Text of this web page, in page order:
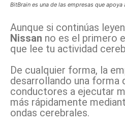
BitBrain es una de las empresas que
Aunque si continúas
Nissan no es el primero
que lee tu actividad
De cualquier forma, la
desarrollando una forma
conductores a ejecutar
más rápidamente
ondas cerebrales.